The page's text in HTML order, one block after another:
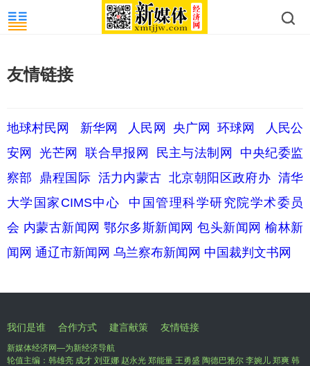
友情链接
地球村民网 新华网 人民网 央广网 环球网
人民公
安网
光芒网 联合早报网 民主与法制网
中央纪委监
察部
鼎程国际 活力内蒙古 北京朝阳区政府办 清华
大学国家CIMS中心
中国管理科学研究院学术委员
会 内蒙古新闻网 鄂尔多斯新闻网 包头新闻网 榆林新
闻网 通辽市新闻网 乌兰察布新闻网 中国裁判文书网
我们是谁 合作方式 建言献策 友情链接
新媒体经济网—为新经济导航
轮值主编：韩雄亮 成才 刘亚娜 赵永光 郑能量 王勇盛 陶德巴雅尔 李婉儿 郑爽 韩